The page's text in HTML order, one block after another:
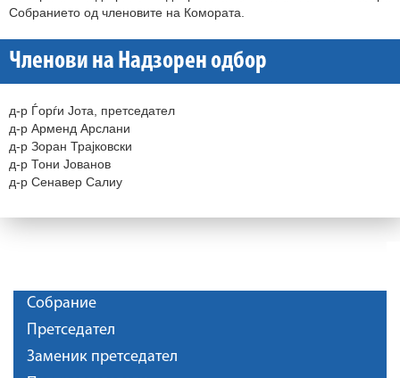
Собранието од членовите на Комората.
Членови на Надзорен одбор
д-р Ѓорѓи Јота, претседател
д-р Арменд Арслани
д-р Зоран Трајковски
д-р Тони Јованов
д-р Сенавер Салиу
Собрание
Претседател
Заменик претседател